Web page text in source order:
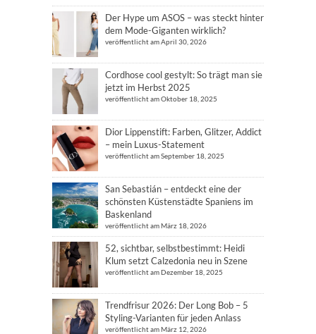
Der Hype um ASOS – was steckt hinter
dem Mode-Giganten wirklich?
veröffentlicht am April 30, 2026
Cordhose cool gestylt: So trägt man sie
jetzt im Herbst 2025
veröffentlicht am Oktober 18, 2025
Dior Lippenstift: Farben, Glitzer, Addict
– mein Luxus-Statement
veröffentlicht am September 18, 2025
San Sebastián – entdeckt eine der
schönsten Küstenstädte Spaniens im
Baskenland
veröffentlicht am März 18, 2026
52, sichtbar, selbstbestimmt: Heidi
Klum setzt Calzedonia neu in Szene
veröffentlicht am Dezember 18, 2025
Trendfrisur 2026: Der Long Bob – 5
Styling-Varianten für jeden Anlass
veröffentlicht am März 12, 2026